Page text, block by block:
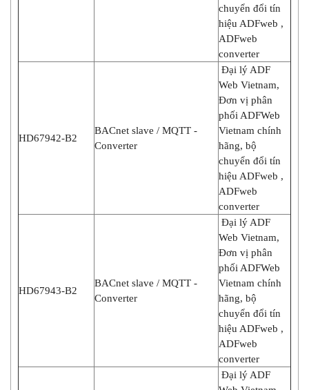
chuyển đổi tín
hiệu ADFweb ,
ADFweb
converter
HD67942-B2
BACnet slave / MQTT -
Converter
Đại lý ADF
Web Vietnam,
Đơn vị phân
phối ADFWeb
Vietnam chính
hãng, bộ
chuyển đổi tín
hiệu ADFweb ,
ADFweb
converter
HD67943-B2
BACnet slave / MQTT -
Converter
Đại lý ADF
Web Vietnam,
Đơn vị phân
phối ADFWeb
Vietnam chính
hãng, bộ
chuyển đổi tín
hiệu ADFweb ,
ADFweb
converter
Đại lý ADF